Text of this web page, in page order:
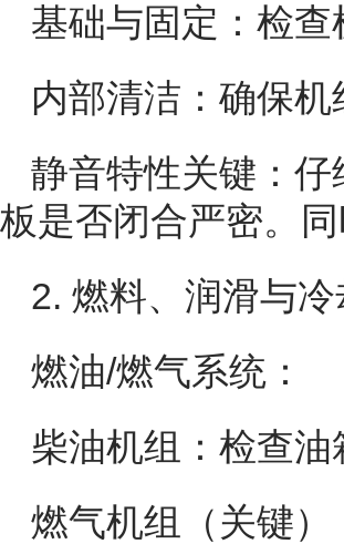
基础与固定：检
内部清洁：确保
静音特性关键：
板是否闭合严密。
2. 燃料、润滑与
燃油/燃气系统：
柴油机组：检查
燃气机组（关键